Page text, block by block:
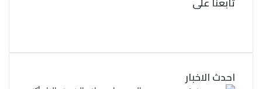
ب
ك
ي
ر
احدث الاخبار